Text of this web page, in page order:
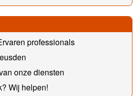
professionals
onze diensten
Wij helpen!